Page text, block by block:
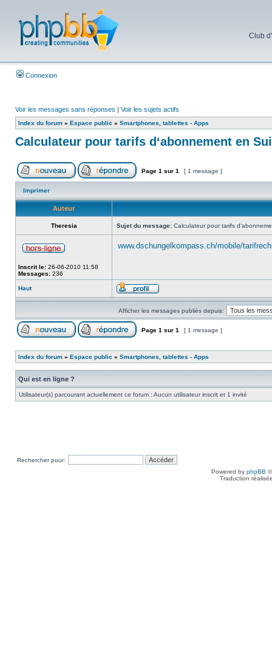
Club
Connexion
Voir les messages sans réponses | Voir les sujets actifs
Index du forum » Espace public » Smartphones, tablettes - Apps
Calculateur pour tarifs d‘abonnement en
Page 1 sur 1 [ 1 message ]
Imprimer
Auteur
Theresia Sujet du message: Calculateur pour tarifs
Inscrit le: 26-06-2010 11:58
Messages: 236
www.dschungelkompass.ch/mobile/
Haut
Afficher les messages publiés depuis:
Page 1 sur 1 [ 1 message ]
Index du forum » Espace public » Smartphones, tablettes - Apps
Qui est en ligne ?
Utilisateur(s) parcourant actuellement ce forum : Aucun utilisateur inscrit et 1 invité
Rechercher pour:
Powered by phpBB
Traduction